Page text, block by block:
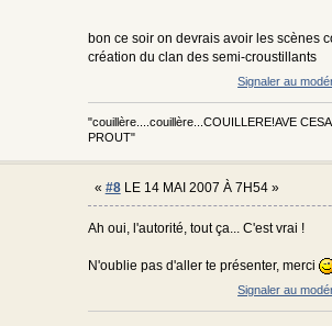
bon ce soir on devrais avoir les scènes
création du clan des semi-croustillants
Signaler au
"couillère....couillère...COUILLERE!AVE
PROUT"
« #8LE 14 MAI 2007 À 7H54 »
Ah oui, l'autorité, tout ça... C'est vrai !
N'oublie pas d'aller te présenter, merci
Signaler au